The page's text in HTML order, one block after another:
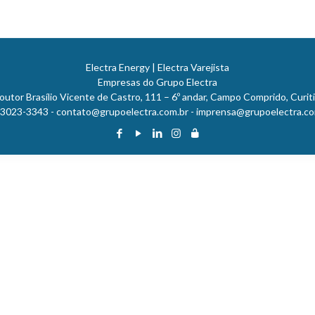
Electra Energy | Electra Varejista
Empresas do Grupo Electra
Brasílio Vicente de Castro, 111 – 6º andar, Campo Comprido,
3343 -contato@grupoelectra.com.br -